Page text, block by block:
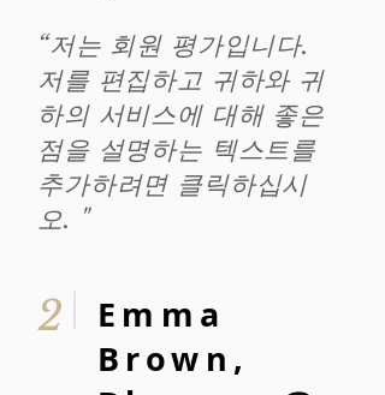
“저는 회원 평가입니다.
저를 편집하고 귀하와 귀
하의 서비스에 대해 좋은
점을 설명하는 텍스트를
추가하려면 클릭하십시
오. "
2
Emma
Brown,